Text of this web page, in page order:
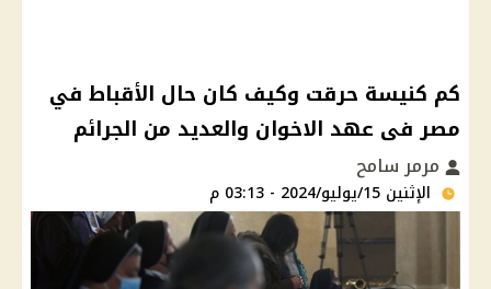
كم كنيسة حرقت وكيف كان حال الأقباط في
مصر فى عهد الاخوان والعديد من الجرائم
مرمر سامح
الإثنين 15/يوليو/2024 - 03:13 م